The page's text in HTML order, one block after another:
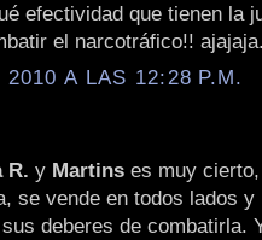
efectividad que tienen la
el narcotráfico!!
A LAS 12:28 P.M.
R. y Martins es muy
se vende en todos lados
deberes de combatirla.